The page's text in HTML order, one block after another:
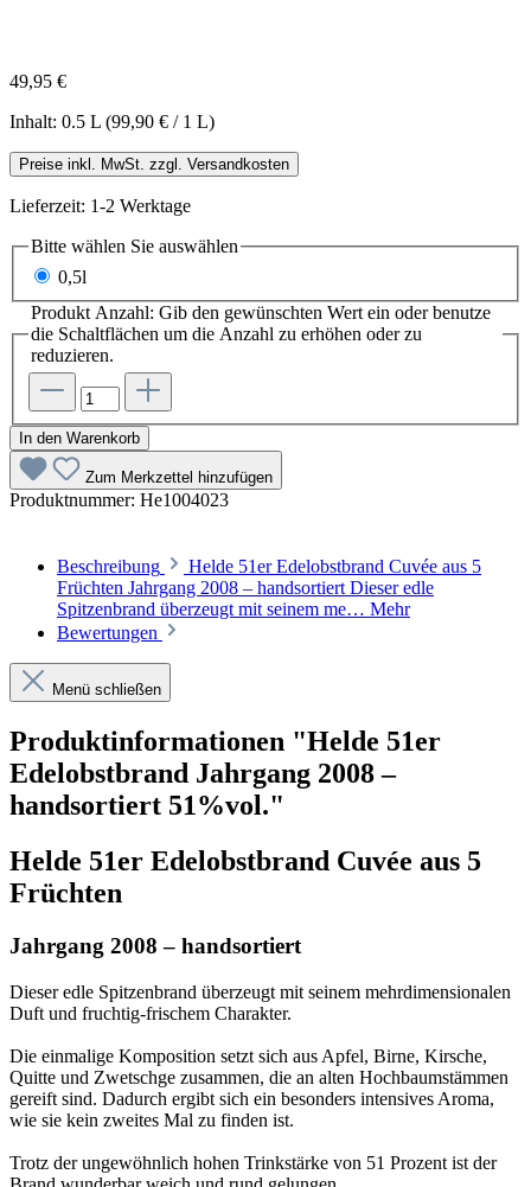
49,95 €
Inhalt: 0.5 L (99,90 € / 1 L)
Preise inkl. MwSt. zzgl. Versandkosten
Lieferzeit: 1-2 Werktage
Bitte wählen Sie auswählen
0,5l
Produkt Anzahl: Gib den gewünschten Wert ein oder benutze
die Schaltflächen um die Anzahl zu erhöhen oder zu
reduzieren.
In den Warenkorb
Zum Merkzettel hinzufügen
Produktnummer: He1004023
Beschreibung
Helde 51er Edelobstbrand Cuvée aus 5
Früchten Jahrgang 2008 – handsortiert Dieser edle
Spitzenbrand überzeugt mit seinem me… Mehr
Bewertungen
Menü schließen
Produktinformationen "Helde 51er
Edelobstbrand Jahrgang 2008 –
handsortiert 51%vol."
Helde 51er Edelobstbrand Cuvée aus 5
Früchten
Jahrgang 2008 – handsortiert
Dieser edle Spitzenbrand überzeugt mit seinem mehrdimensionalen
Duft und fruchtig-frischem Charakter.
Die einmalige Komposition setzt sich aus Apfel, Birne, Kirsche,
Quitte und Zwetschge zusammen, die an alten Hochbaumstämmen
gereift sind. Dadurch ergibt sich ein besonders intensives Aroma,
wie sie kein zweites Mal zu finden ist.
Trotz der ungewöhnlich hohen Trinkstärke von 51 Prozent ist der